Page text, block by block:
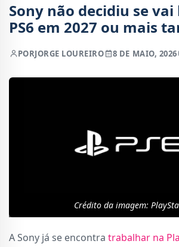
Sony não decidiu se vai
PS6 em 2027 ou mais
PORJORGE LOUREIRO 8 DE MAIO, 2026
Crédito da imagem:
A Sony já se encontra trabalhar na